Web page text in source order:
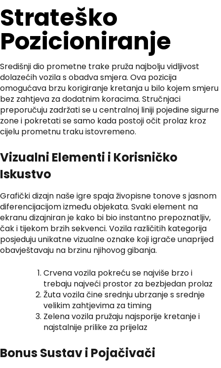
Strateško
Pozicioniranje
Središnji dio prometne trake pruža najbolju vidljivost
dolazećih vozila s obadva smjera. Ova pozicija
omogućava brzu korigiranje kretanja u bilo kojem smjeru
bez zahtjeva za dodatnim koracima. Stručnjaci
preporučuju zadržati se u centralnoj liniji pojedine sigurne
zone i pokretati se samo kada postoji očit prolaz kroz
cijelu prometnu traku istovremeno.
Vizualni Elementi i Korisničko
Iskustvo
Grafički dizajn naše igre spaja živopisne tonove s jasnom
diferencijacijom između objekata. Svaki element na
ekranu dizajniran je kako bi bio instantno prepoznatljiv,
čak i tijekom brzih sekvenci. Vozila različitih kategorija
posjeduju unikatne vizualne oznake koji igrače unaprijed
obavještavaju na brzinu njihovog gibanja.
Crvena vozila pokreću se najviše brzo i
trebaju najveći prostor za bezbjedan prolaz
Žuta vozila čine srednju ubrzanje s srednje
velikim zahtjevima za timing
Zelena vozila pružaju najsporije kretanje i
najstalnije prilike za prijelaz
Bonus Sustav i Pojačivači